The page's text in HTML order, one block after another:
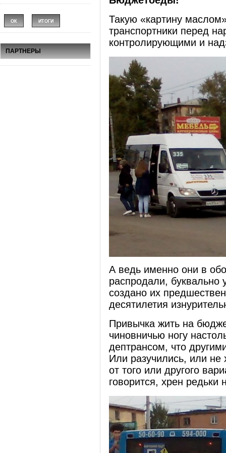
ПАРТНЕРЫ
Такую «картину
транспортники перед
контролирующими и
А ведь именно они в
распродали, буквально
создано их
десятилетия
Привычка жить на
чиновничью ногу
дептрансом, что
Или разучились, или
от того или другого
говорится, хрен редьки